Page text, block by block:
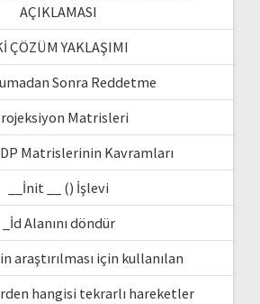
AÇIKLAMASI
ÇÖZÜM YAKLAŞIMI
Sonra Reddetme
Matrisleri
Matrislerinin Kavramları
__İnit __ () İşlevi
_İd Alanını döndür
araştırılması için kullanılan
hangisi tekrarlı hareketler